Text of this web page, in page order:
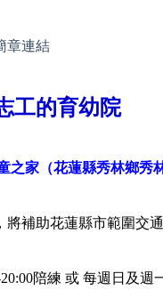
章連結
工的育幼院
之家（花蓮縣秀林鄉秀
將補助花蓮縣市範圍交
陪練 或 每週日及週